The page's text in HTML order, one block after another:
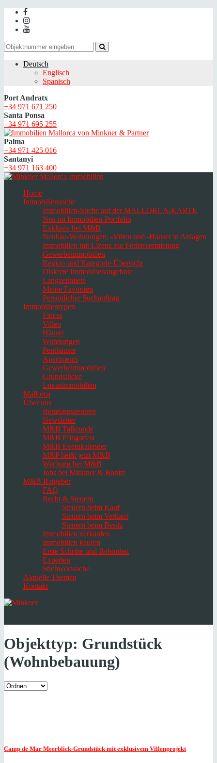
Deutsch
Englisch
Spanisch
Port Andratx
+34 971 671 250
Santa Ponsa
+34 971 695 255
Palma
+34 971 425 016
Santanyi
+34 971 163 400
Home
Immobiliensuche
Immobilien-Suche auf der MALLORCA-KARTE
Neu im Immobilien-Portfolio
Exklusiv bei M&B
Neubau-Wohnungen, -Villen und -Häuser in Anlagen
Immobilien mit Lizenz zur Ferienvermietung
Gewerbeimmobilien
Region-und Kategorie-Übersicht
Diskrete Immobilienangebote
Langzeitmiete
Meine Favoriten
Persönlicher Suchauftrag
Immobilientypen
Fincas
Villen
Häuser
Wohnungen
Penthäuser
Apartments
Gewerbeimmobilien
Grundstücke
Luxusimmobilien
Mallorca
Über uns
Beratungszentren
Newsletter
M&B Talkrunde
M&B Pfingstfest
M&B Eventkalender
M&P heißt jetzt M&B
Werbung bei M&B
Jobs bei Minkner & Bonitz
M&B Ratgeber
FAQ
Recht & Steuern
Steuern beim Kauf
Steuern beim Verkauf
Steuern beim Besitz
Immobilien verkaufen
Immobilien kaufen
Erste Schritte und Behörden
Experten
Stichwortsuche
Aktuelle Themen
Kontakt
Objekttyp: Grundstück
(Wohnbebauung)
Camp de Mar Meerblick-Grundstück mit exklusivem Villenprojekt